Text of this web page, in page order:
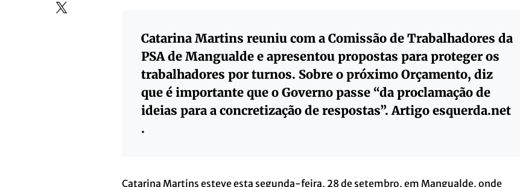
Catarina Martins reuniu com a Comissão de Trabalhadores da
PSA de Mangualde e apresentou propostas para proteger os
trabalhadores por turnos. Sobre o próximo Orçamento, diz
que é importante que o Governo passe “da proclamação de
ideias para a concretização de respostas”. Artigo esquerda.net
.
Catarina Martins esteve esta segunda-feira, 28 de setembro, em Mangualde, onde